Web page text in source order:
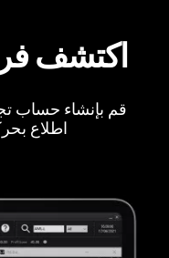
اكتشف
قم بإنشاء حساب
اطلاع